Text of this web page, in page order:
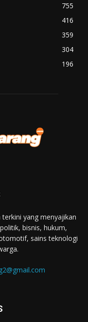
755
416
359
304
196
yang menyajikan
bisnis, hukum,
sains teknologi